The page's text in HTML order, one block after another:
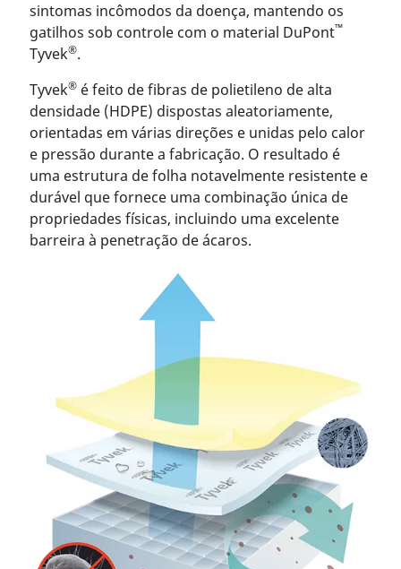
sintomas incômodos da doença, mantendo os
gatilhos sob controle com o material DuPont™
Tyvek®.
Tyvek® é feito de fibras de polietileno de alta
densidade (HDPE) dispostas aleatoriamente,
orientadas em várias direções e unidas pelo calor
e pressão durante a fabricação. O resultado é
uma estrutura de folha notavelmente resistente e
durável que fornece uma combinação única de
propriedades físicas, incluindo uma excelente
barreira à penetração de ácaros.